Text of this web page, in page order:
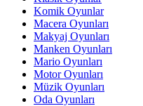
Komik Oyunlar
Macera Oyunları
Makyaj Oyunları
Manken Oyunları
Mario Oyunları
Motor Oyunları
Müzik Oyunları
Oda Oyunları